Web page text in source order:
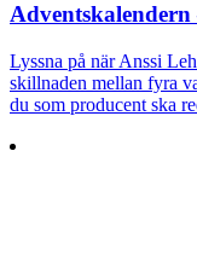
Lyssna på när Anssi
skillnaden mellan fyra
du som producent ska